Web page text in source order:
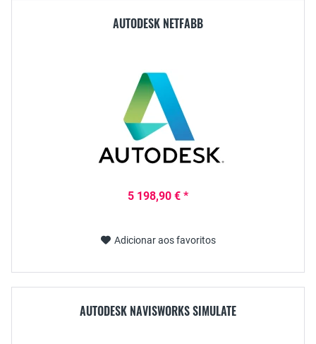
AUTODESK NETFABB
5 198,90 € *
Adicionar aos favoritos
AUTODESK NAVISWORKS SIMULATE